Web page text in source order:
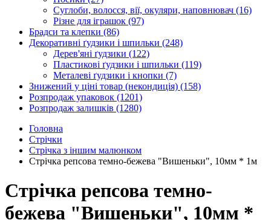
Суглоби, волосся, вії, окуляри, наповнювач (16)
Різне для іграшок (97)
Брадси та клепки (86)
Декоративні ґудзики і шпильки (248)
Дерев'яні ґудзики (122)
Пластикові ґудзики і шпильки (119)
Металеві ґудзики і кнопки (7)
Знижений у ціні товар (некондиція) (158)
Розпродаж упаковок (1201)
Розпродаж залишків (1280)
Головна
Стрічки
Стрічка з іншим малюнком
Стрічка репсова темно-бежева "Вишеньки", 10мм * 1м
Стрічка репсова темно-
бежева "Вишеньки", 10мм *